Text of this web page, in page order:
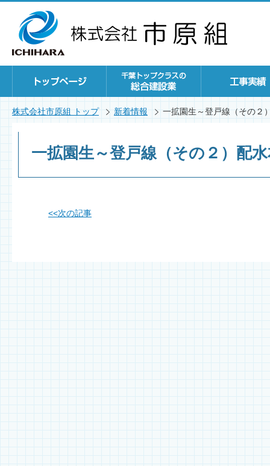
株式会社市原組 トップ 新着情報 一拡園生～登戸線（その２
一拡園生～登戸線（その２）配
<<次の記事